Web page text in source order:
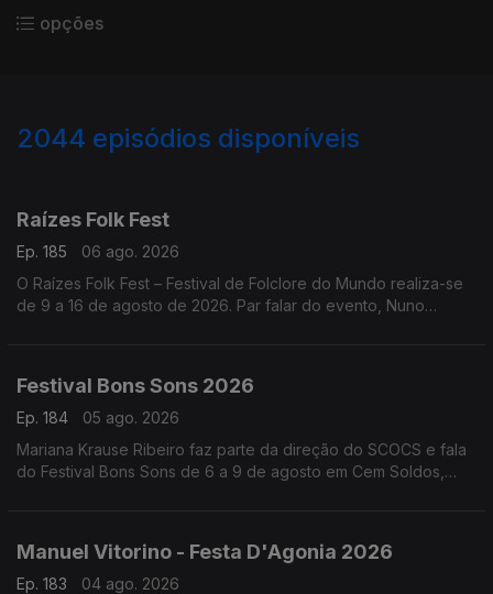
opções
2044 episódios disponíveis
Raízes Folk Fest
Ep. 185
06 ago. 2026
O Raízes Folk Fest – Festival de Folclore do Mundo realiza-se
de 9 a 16 de agosto de 2026. Par falar do evento, Nuno
Festival Bons Sons 2026
Ep. 184
05 ago. 2026
Mariana Krause Ribeiro faz parte da direção do SCOCS e fala
do Festival Bons Sons de 6 a 9 de agosto em Cem Soldos,
Manuel Vitorino - Festa D'Agonia 2026
Ep. 183
04 ago. 2026